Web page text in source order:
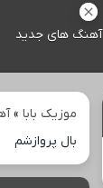
آهنگ های جدید
موزیک بابا »
بال پروازشم